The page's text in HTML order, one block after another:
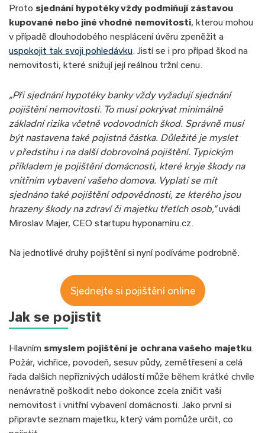
Proto sjednání hypotéky vždy podmiňují zástavou
kupované nebo jiné vhodné nemovitosti, kterou mohou
v případě dlouhodobého nesplácení úvěru zpeněžit a
uspokojit tak svoji pohledávku. Jistí se i pro případ škod na
nemovitosti, které snižují její reálnou tržní cenu.
„Při sjednání hypotéky banky vždy vyžadují sjednání
pojištění nemovitosti. To musí pokrývat minimálně
základní rizika včetně vodovodních škod. Správně musí
být nastavena také pojistná částka. Důležité je myslet
v předstihu i na další dobrovolná pojištění. Typickým
příkladem je pojištění domácnosti, které kryje škody na
vnitřním vybavení vašeho domova. Vyplatí se mít
sjednáno také pojištění odpovědnosti, ze kterého jsou
hrazeny škody na zdraví či majetku třetích osob,“uvádí
Miroslav Majer, CEO startupu hyponamíru.cz.
Na jednotlivé druhy pojištění si nyní podíváme podrobně.
Sjednejte si pojištění online
Jak se pojistit
Hlavním smyslem pojištění je ochrana vašeho majetku.
Požár, vichřice, povodeň, sesuv půdy, zemětřesení a celá
řada dalších nepříznivých událostí může během krátké chvíle
nenávratně poškodit nebo dokonce zcela zničit vaši
nemovitost i vnitřní vybavení domácnosti. Jako první si
připravte seznam majetku, který vám pomůže určit, co